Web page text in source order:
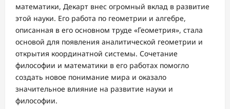
математики, Декарт внес огромный вклад в развитие
этой науки. Его работа по геометрии и алгебре,
описанная в его основном труде «Геометрия», стала
основой для появления аналитической геометрии и
открытия координатной системы. Сочетание
философии и математики в его работах помогло
создать новое понимание мира и оказало
значительное влияние на развитие науки и
философии.